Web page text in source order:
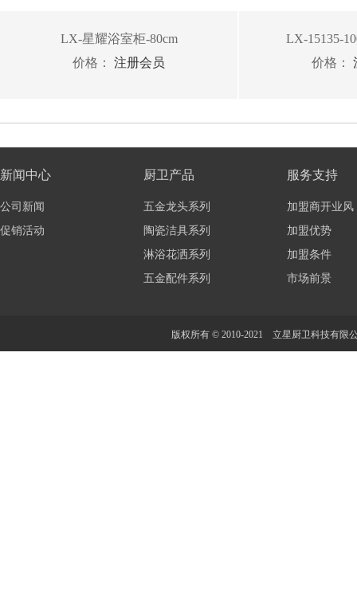
LX-星耀浴室柜-80cm
价格： 注册会员
LX-15135-
价格：
新闻中心
公司新闻
促销活动
厨卫产品
五金龙头系列
陶瓷洁具系列
淋浴花洒系列
五金配件系列
服务支持
加盟商开业风
加盟优势
加盟条件
市场前景
版权所有 © 2010-2021 立星厨卫科技有